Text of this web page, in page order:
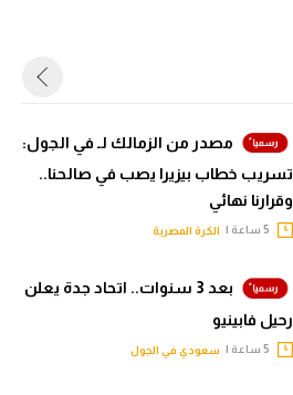
مصدر من الزمالك لـ في الجول:
تسريب خطاب بيزيرا يصب في صالحنا..
وقرارنا نهائي
الكرة المصرية
بعد 3 سنوات.. اتحاد جدة يعلن
رحيل فابينيو
سعودي في الجول